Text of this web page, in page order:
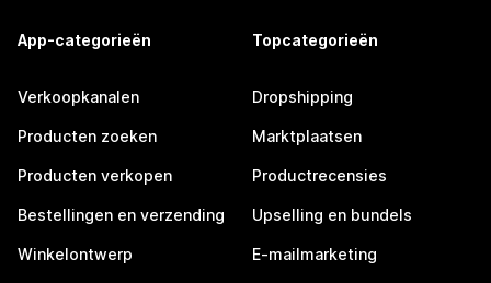
App-categorieën
Verkoopkanalen
Producten zoeken
Producten verkopen
Bestellingen en verzending
Winkelontwerp
Topcategorieën
Dropshipping
Marktplaatsen
Productrecensies
Upselling en bundels
E-mailmarketing